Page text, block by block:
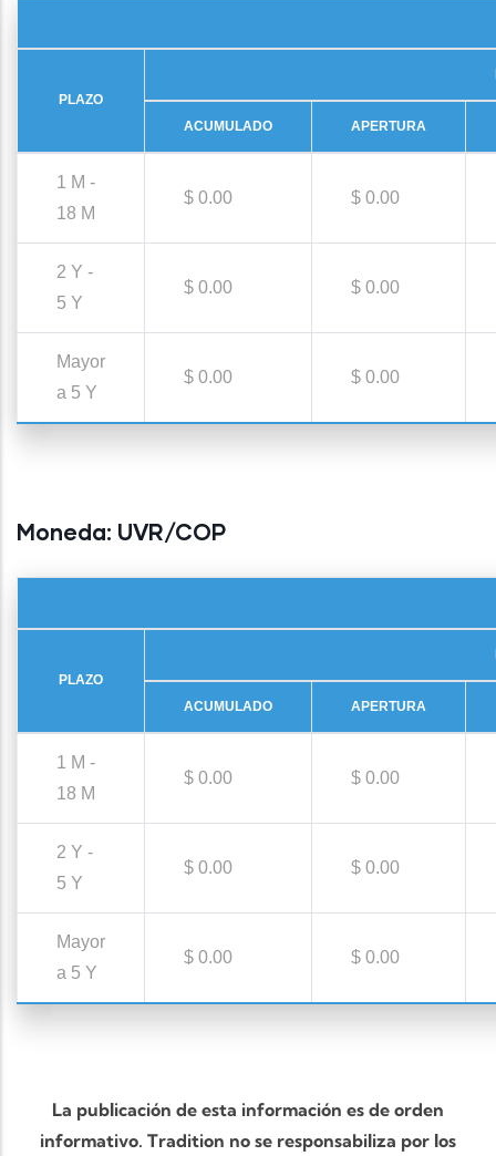
PLAZO
ACUMULADO APERTURA
1 M -
18 M
$ 0.00 $ 0.00
2 Y -
5 Y
$ 0.00 $ 0.00
Mayor
a 5 Y
$ 0.00 $ 0.00
Moneda: UVR/COP
PLAZO
ACUMULADO APERTURA
1 M -
18 M
$ 0.00 $ 0.00
2 Y -
5 Y
$ 0.00 $ 0.00
Mayor
a 5 Y
$ 0.00 $ 0.00
La publicación de esta información es de orden
informativo. Tradition no se responsabiliza por los